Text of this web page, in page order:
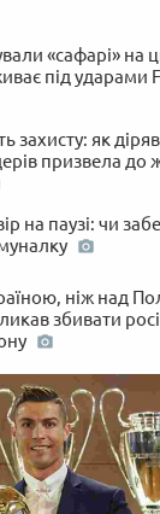
«сафарі» на
під ударами
захисту: як
призвела до
на паузі: чи
ніж над
збивати